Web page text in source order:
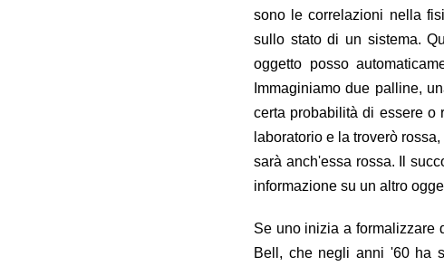
sono le correlazioni nella
sullo stato di un sistema.
oggetto posso
Immaginiamo due palline,
certa probabilità di essere o
laboratorio e la troverò
sarà anch'essa rossa. Il
informazione su un altro
Se uno inizia a formalizzare
Bell, che negli anni '60 ha